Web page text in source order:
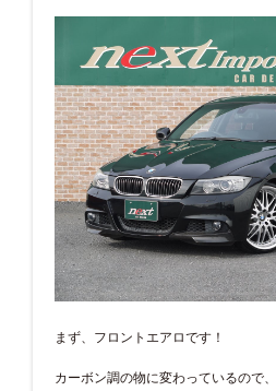
まず、フロントエアロです！
カーボン調の物に変わっているので